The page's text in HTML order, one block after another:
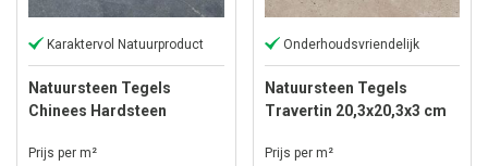
Karaktervol Natuurproduct
Natuursteen Tegels
Chinees Hardsteen
Bluestone met facet
Prijs per m²
Onderhoudsvriendelijk
Natuursteen Tegels
Travertin 20,3x20,3x3 cm
Prijs per m²